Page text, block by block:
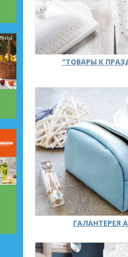
"ТОВАРЫ К
ГАЛАНТЕРЕЯ